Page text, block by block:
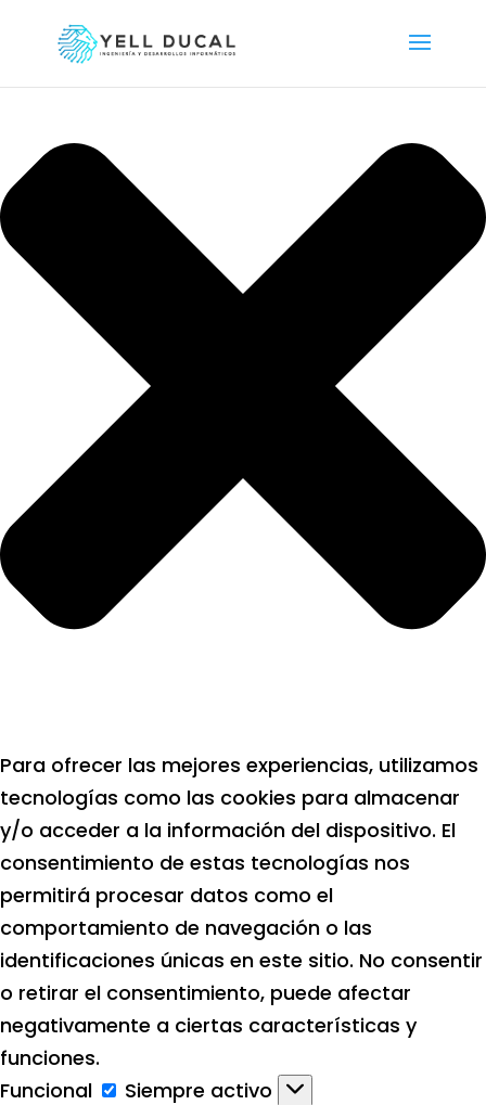
Para ofrecer las mejores experiencias, utilizamos
tecnologías como las cookies para almacenar
y/o acceder a la información del dispositivo. El
consentimiento de estas tecnologías nos
permitirá procesar datos como el
comportamiento de navegación o las
identificaciones únicas en este sitio. No consentir
o retirar el consentimiento, puede afectar
negativamente a ciertas características y
funciones.
Funcional
Funcional
Siempre activo